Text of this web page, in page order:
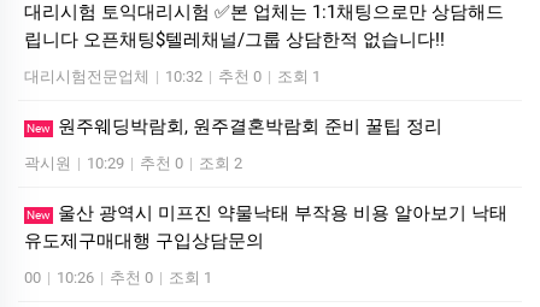
대리시험 토익대리시험 ✅본 업체는 1:1채팅으로만 상담해드
립니다 오픈채팅$텔레채널/그룹 상담한적 없습니다!!
대리시험전문업체 | 10:32 | 추천 0 | 조회 1
New 원주웨딩박람회, 원주결혼박람회 준비 꿀팁 정리
곽시원 | 10:29 | 추천 0 | 조회 2
New
울산 광역시 미프진 약물낙태 부작용 비용 알아보기 낙태
유도제구매대행 구입상담문의
00 | 10:26 | 추천 0 | 조회 1